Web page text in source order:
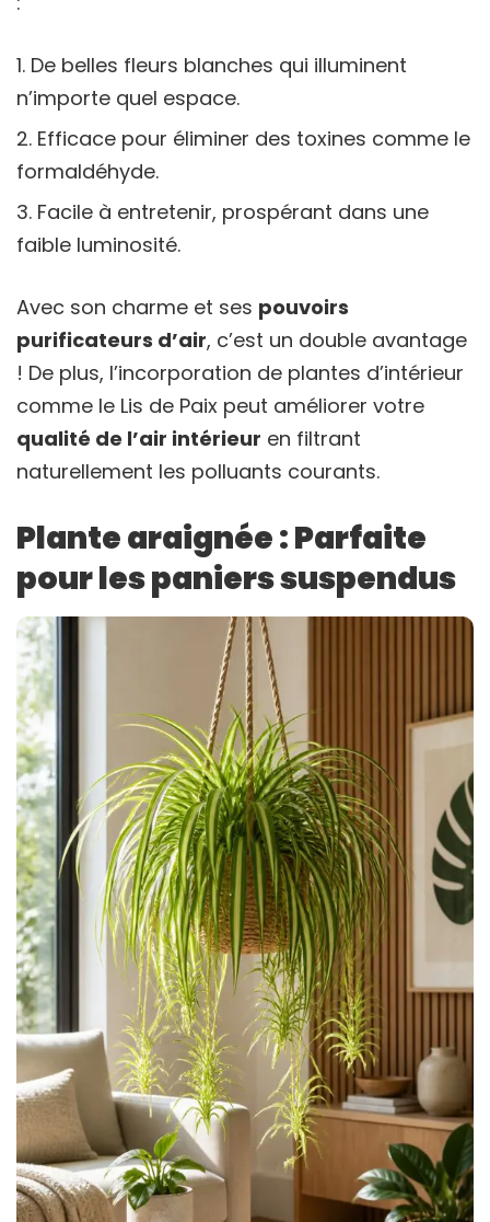
De belles fleurs blanches qui illuminent
n’importe quel espace.
Efficace pour éliminer des toxines comme le
formaldéhyde.
Facile à entretenir, prospérant dans une
faible luminosité.
Avec son charme et ses pouvoirs
purificateurs d’air, c’est un double avantage
! De plus, l’incorporation de plantes d’intérieur
comme le Lis de Paix peut améliorer votre
qualité de l’air intérieur en filtrant
naturellement les polluants courants.
Plante araignée : Parfaite
pour les paniers suspendus